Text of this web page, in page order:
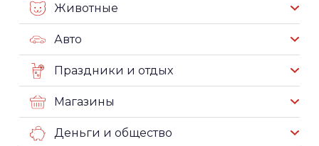
Животные
Авто
Праздники и отдых
Магазины
Деньги и общество